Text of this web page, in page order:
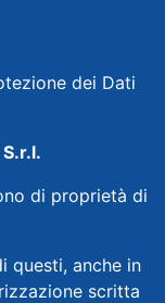
dei Dati
di proprietà di
questi, anche in
scritta